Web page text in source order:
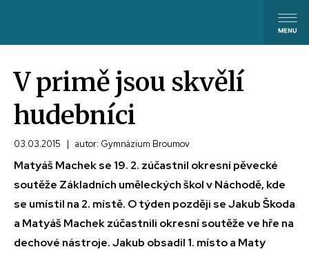
V primě jsou skvělí
hudebníci
03.03.2015 | autor: Gymnázium Broumov
Matyáš Machek se 19. 2. zúčastnil okresní pěvecké
soutěže Základních uměleckých škol v Náchodě, kde
se umístil na 2. místě. O týden později se Jakub Škoda
a Matyáš Machek zúčastnili okresní soutěže ve hře na
dechové nástroje. Jakub obsadil 1. místo a Maty